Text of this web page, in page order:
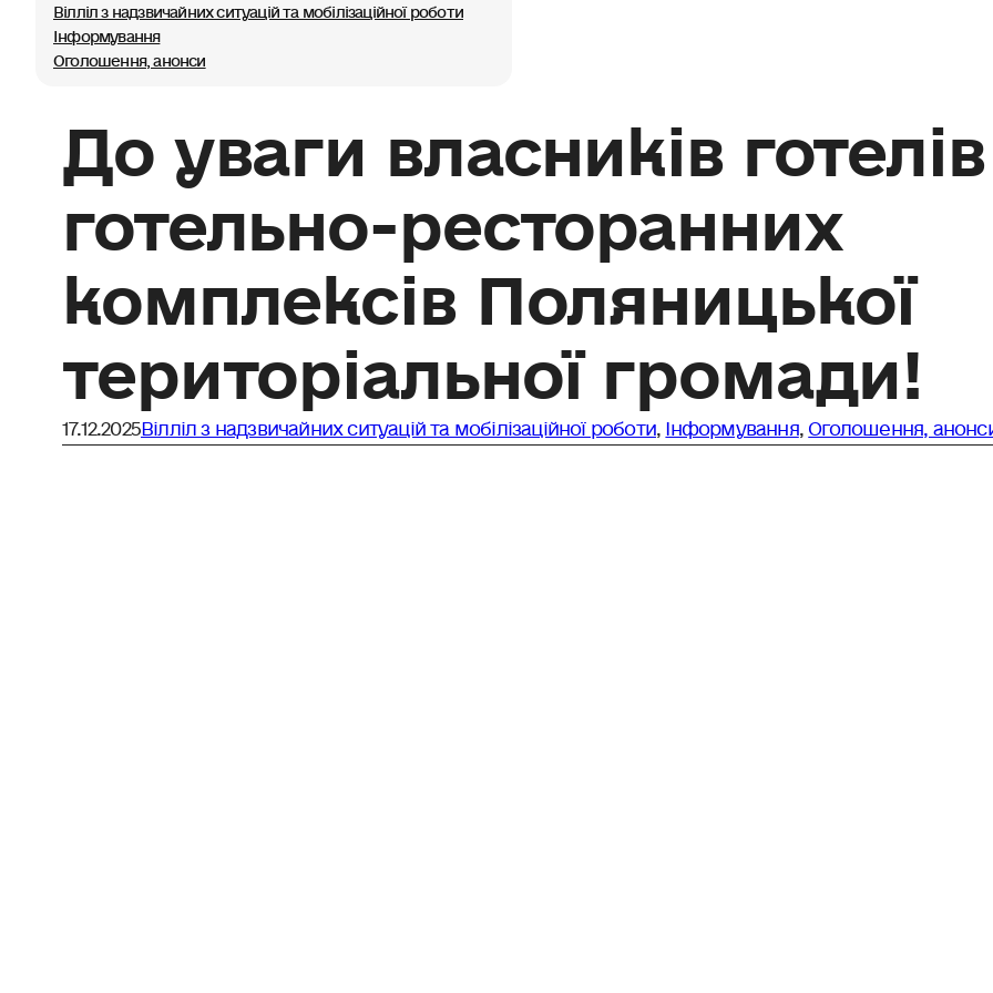
Вілліл з надзвичайних ситуацій та мобілізаційної роботи
Інформування
Оголошення, анонси
До уваги власників
готельно-ресторанних
комплексів Поляницької
територіальної громади!
17.12.2025Вілліл з надзвичайних ситуацій та мобілізаційної роботи Інформування, Оголошення,